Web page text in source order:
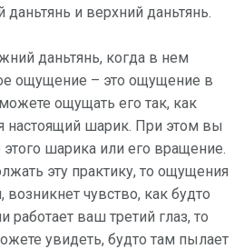
даньтянь и верхний даньтянь.
даньтянь, когда в нем
ощущение – это ощущение в
ощущать его так, как
настоящий шарик. При этом вы
шарика или его вращение.
эту практику, то ощущения
возникнет чувство, как будто
работает ваш третий глаз, то
увидеть, будто там пылает